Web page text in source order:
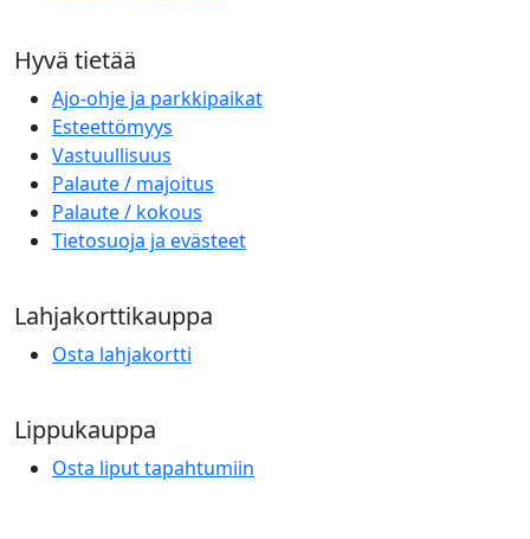
Hyvä tietää
Ajo-ohje ja parkkipaikat
Esteettömyys
Vastuullisuus
Palaute / majoitus
Palaute / kokous
Tietosuoja ja evästeet
Lahjakorttikauppa
Osta lahjakortti
Lippukauppa
Osta liput tapahtumiin